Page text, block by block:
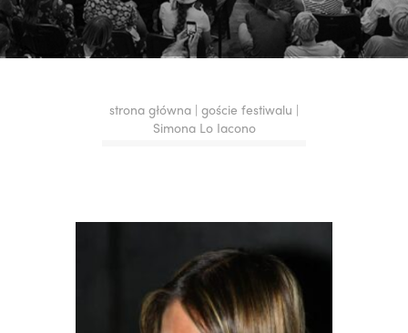
strona główna | goście festiwalu |
Simona Lo Iacono